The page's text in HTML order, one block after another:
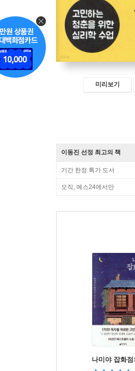
미리보기
이동진 선정 최고의 책
기간 한정 특가 도서
오직, 예스24에서만
나미야 잡화점